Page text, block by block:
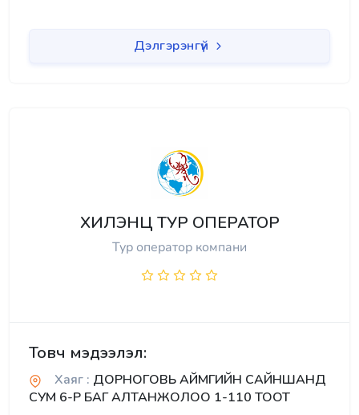
Дэлгэрэнгүй
ХИЛЭНЦ ТУР ОПЕРАТОР
Тур оператор компани
Товч мэдээлэл:
Хаяг : ДОРНОГОВЬ АЙМГИЙН САЙНШАНД
СУМ 6-Р БАГ АЛТАНЖОЛОО 1-110 ТООТ